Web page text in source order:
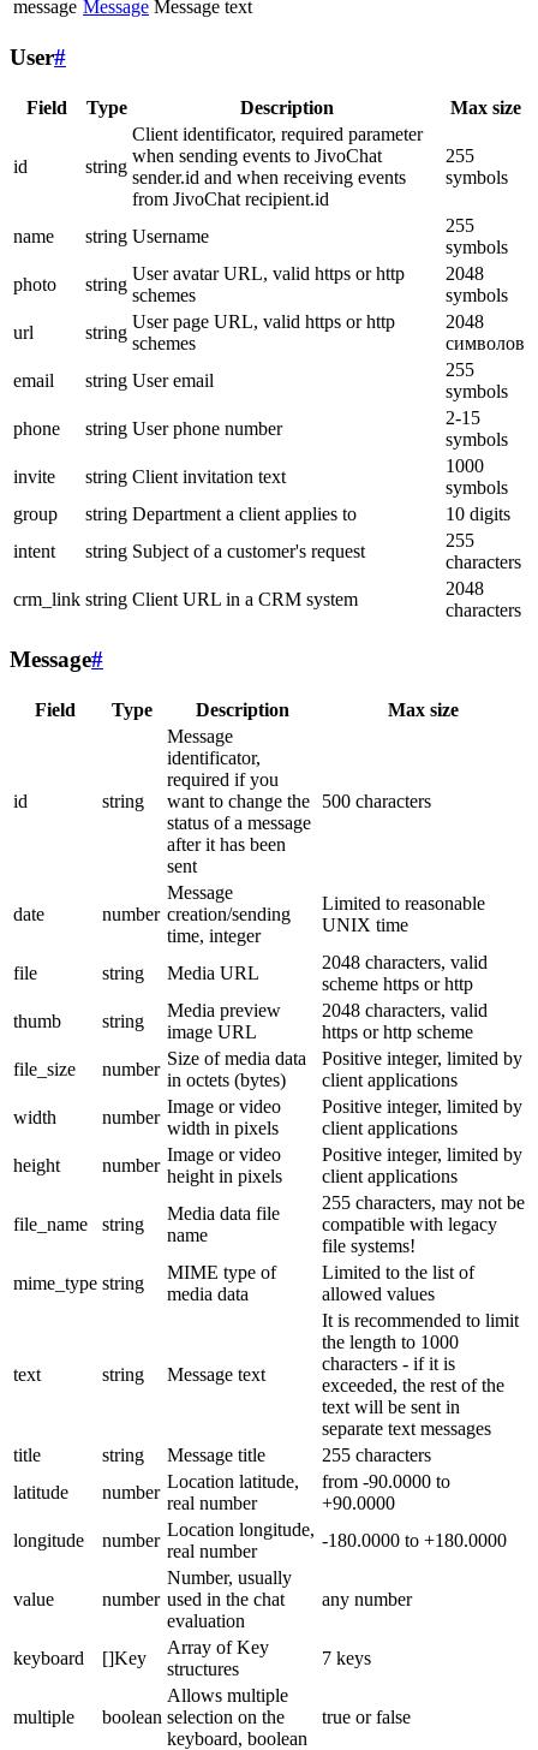
message Message Message text
User#
Field Type Description Max size
id string
Client identificator, required parameter
when sending events to JivoChat
sender.id and when receiving events
from JivoChat recipient.id
255
symbols
name string Username
255
symbols
photo
string
User avatar URL, valid https or http
schemes
2048
symbols
url
string
User page URL, valid https or http
schemes
2048
символов
email
string User email
255
symbols
phone
string User phone number
2-15
symbols
invite
string Client invitation text
1000
symbols
group
string Department a client applies to
10 digits
intent
string Subject of a customer's request
255
characters
crm_link string Client URL in a CRM system
2048
characters
Message#
Field Type Description Max size
id string
Message
identificator,
required if you
want to change the
status of a message
after it has been
sent
500 characters
date number
Message
creation/sending
time, integer
Limited to reasonable
UNIX time
file string Media URL
2048 characters, valid
scheme https or http
thumb
string
Media preview
image URL
2048 characters, valid
https or http scheme
file_size
number
Size of media data
in octets (bytes)
Positive integer, limited by
client applications
width
number
Image or video
width in pixels
Positive integer, limited by
client applications
height
number
Image or video
height in pixels
Positive integer, limited by
client applications
file_name string
Media data file
name
255 characters, may not be
compatible with legacy
file systems!
mime_type string
MIME type of
media data
Limited to the list of
allowed values
text string Message text
It is recommended to limit
the length to 1000
characters - if it is
exceeded, the rest of the
text will be sent in
separate text messages
title
string Message title
255 characters
latitude
number
Location latitude,
real number
from -90.0000 to
+90.0000
longitude
number
Location longitude,
real number
-180.0000 to +180.0000
value number
Number, usually
used in the chat
evaluation
any number
keyboard []Key
Array of Key
structures
7 keys
multiple boolean
Allows multiple
selection on the
keyboard, boolean
true or false